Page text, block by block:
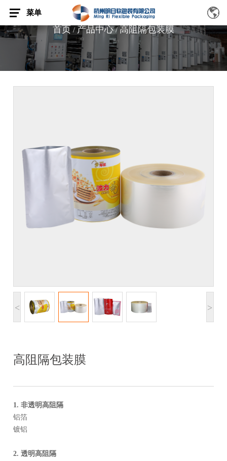
菜单
首页 / 产品中心/ 高阻隔包装膜
< >
高阻隔包装膜
1. 非透明高阻隔
铝箔
镀铝
2. 透明高阻隔